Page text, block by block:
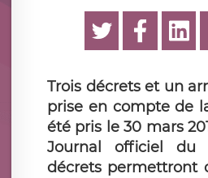
Trois décrets et un
prise en compte de
été pris le 30 mars
Journal officiel du
décrets permettront